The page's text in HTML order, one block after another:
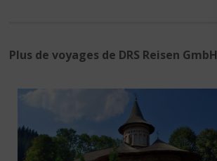
Plus de voyages de DRS Reisen GmbH